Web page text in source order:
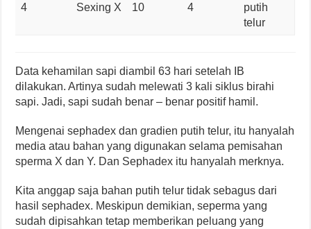
4 Sexing X 10 4
putih
telur
Data kehamilan sapi diambil 63 hari setelah IB
dilakukan. Artinya sudah melewati 3 kali siklus birahi
sapi. Jadi, sapi sudah benar – benar positif hamil.
Mengenai sephadex dan gradien putih telur, itu hanyalah
media atau bahan yang digunakan selama pemisahan
sperma X dan Y. Dan Sephadex itu hanyalah merknya.
Kita anggap saja bahan putih telur tidak sebagus dari
hasil sephadex. Meskipun demikian, seperma yang
sudah dipisahkan tetap memberikan peluang yang